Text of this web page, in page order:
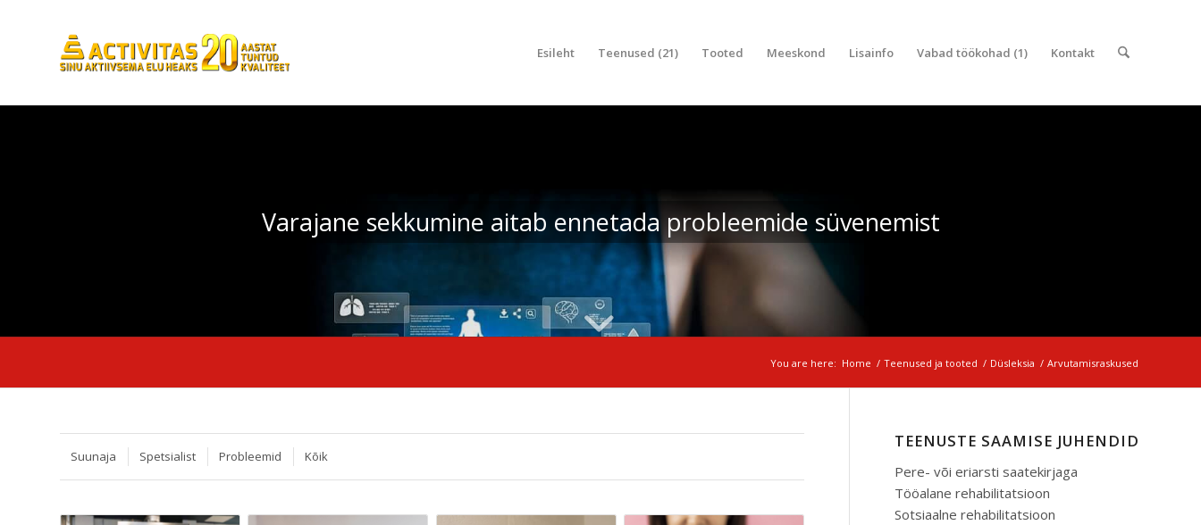
Esileht Teenused (21) Tooted Meeskond Lisainfo Vabad töökohad (1) Kontakt
Varajane sekkumine aitab ennetada probleemide süvenemist
You are here: Home / Teenused ja tooted / Düsleksia / Arvutamisraskused
Suunaja Spetsialist Probleemid Kõik
TEENUSTE SAAMISE JUHENDID
Pere- või eriarsti saatekirjaga
Tööalane rehabilitatsioon
Sotsiaalne rehabilitatsioon